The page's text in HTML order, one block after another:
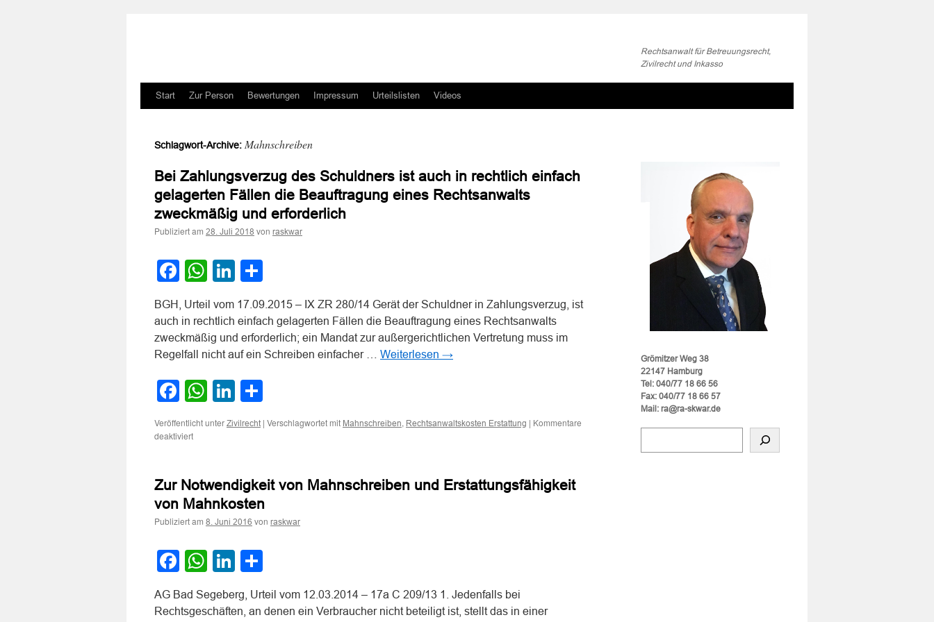
Rechtsanwalt für Betreuungsrecht,
Zivilrecht und Inkasso
Zum
springen
Start Zur Person Bewertungen Impressum Urteilslisten Videos
Schlagwort-Archive: Mahnschreiben
Bei Zahlungsverzug des Schuldners ist auch in rechtlich einfach
gelagerten Fällen die Beauftragung eines Rechtsanwalts
zweckmäßig und erforderlich
Publiziert am 28. Juli 2018 von raskwar
Facebook
WhatsApp
LinkedIn
BGH, Urteil vom 17.09.2015 – IX ZR 280/14 Gerät der Schuldner in Zahlungsverzug, ist
auch in rechtlich einfach gelagerten Fällen die Beauftragung eines Rechtsanwalts
zweckmäßig und erforderlich; ein Mandat zur außergerichtlichen Vertretung muss im
Regelfall nicht auf ein Schreiben einfacher … Weiterlesen →
Facebook
WhatsApp
LinkedIn
Veröffentlicht unter Zivilrecht | Verschlagwortet mit Mahnschreiben, Rechtsanwaltskosten Erstattung | Kommentare
deaktiviertfür
Schuldners
ist
auch
in
einfach
gelagerten
Fällen
Beauftragung
eines
Zur Notwendigkeit von Mahnschreiben und Erstattungsfähigkeit
von Mahnkosten
Publiziert am 8. Juni 2016 von raskwar
Facebook
WhatsApp
LinkedIn
AG Bad Segeberg, Urteil vom 12.03.2014 – 17a C 209/13 1. Jedenfalls bei
Rechtsgeschäften, an denen ein Verbraucher nicht beteiligt ist, stellt das in einer
Grömitzer Weg 38
22147 Hamburg
Tel: 040/77 18 66 56
Fax: 040/77 18 66 57
Mail: ra@ra-skwar.de